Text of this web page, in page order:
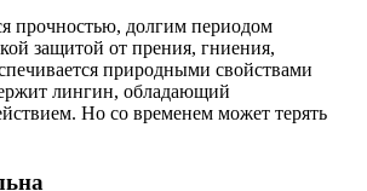
прочностью, долгим периодом
защитой от прения, гниения,
природными свойствами
лингин, обладающий
Но со временем может терять